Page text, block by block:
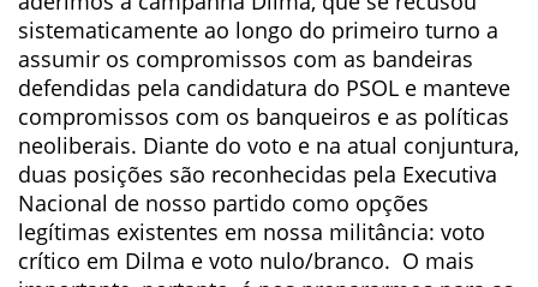
sistematicamente ao longo do primeiro turno a
assumir os compromissos com as bandeiras
defendidas pela candidatura do PSOL e manteve
compromissos com os banqueiros e as políticas
neoliberais. Diante do voto e na atual conjuntura,
duas posições são reconhecidas pela Executiva
Nacional de nosso partido como opções
legítimas existentes em nossa militância: voto
crítico em Dilma e voto nulo/branco. O mais